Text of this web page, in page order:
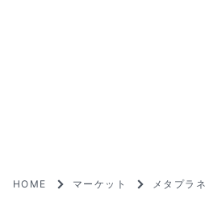
HOME マーケット
メタプラ